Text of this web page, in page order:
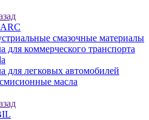
смазочные материалы
для коммерческого транспорта
для легковых автомобилей
масла